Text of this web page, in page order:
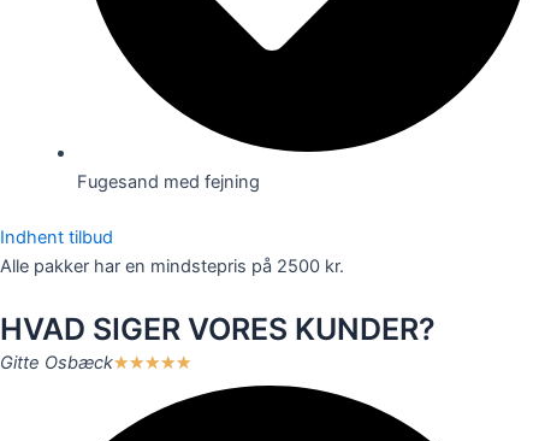
Fugesand med fejning
Indhent tilbud
Alle pakker har en mindstepris på 2500 kr.
HVAD SIGER VORES KUNDER?
Gitte Osbæck★★★★★